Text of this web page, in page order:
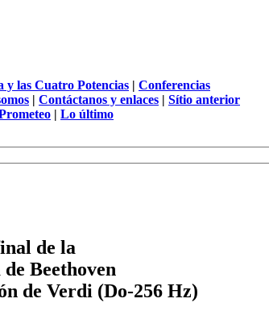
y las Cuatro Potencias | Conferencias
| Contáctanos y enlaces | Sítio anterior
| Lo último
de la
Beethoven
de Verdi (Do-256 Hz)